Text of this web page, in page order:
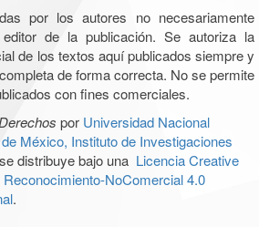
por los autores no necesariamente
de la publicación. Se autoriza la
de los textos aquí publicados siempre y
de forma correcta. No se permite
con fines comerciales.
por Universidad Nacional
México, Instituto de Investigaciones
se distribuye bajo una Licencia Creative
NoComercial 4.0
.